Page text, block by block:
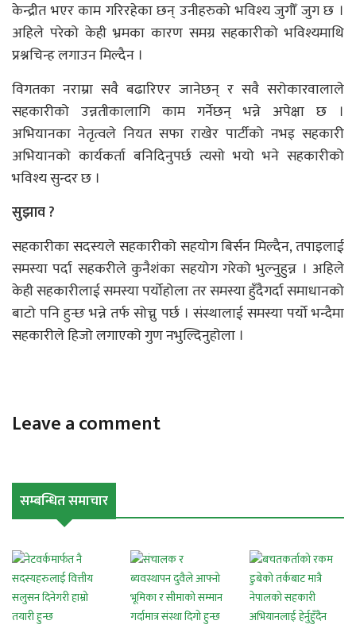
केन्द्रीत भएर काम गरिरहेका छन् उनीहरुको भविश्य जुगौँ जुग छ ।
अहिले परेको केही भ्रमका कारण समग्र सहकारीको भविश्यमाथि
प्रश्नचिन्ह लगाउन मिल्दैन ।
विगतका नराम्रा सवै बढारिएर जानेछन् र सवै सरोकारवालाले
सहकारीको उन्नतीकालागि काम गर्नेछन् भन्ने अपेक्षा छ ।
अभियानका नेतृत्वले नियत सफा राखेर पार्टीको नभइ सहकारी
अभियानको कार्यकर्ता बनिदिनुपर्छ त्यसो भयो भने सहकारीको
भविश्य सुन्दर छ ।
सुझाव ?
सहकारीका सदस्यले सहकारीको सहयोग बिर्सन मिल्दैन, तपाइलाई
समस्या पर्दा सहकरीले कुनैशंका सहयोग गरेको भुल्नुहुन्न । अहिले
केही सहकारीलाई समस्या पर्योहोला तर समस्या हुँदैगर्दा समाधानको
बाटो पनि हुन्छ भन्ने तर्फ सोच्नु पर्छ । संस्थालाई समस्या पर्यो भन्दैमा
सहकारीले हिजो लगाएको गुण नभुल्दिनुहोला ।
Leave a comment
सम्बन्धित समाचार